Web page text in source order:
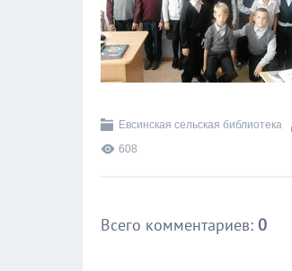
Евсинская сельская библиотека
608
Всего комментариев: 0